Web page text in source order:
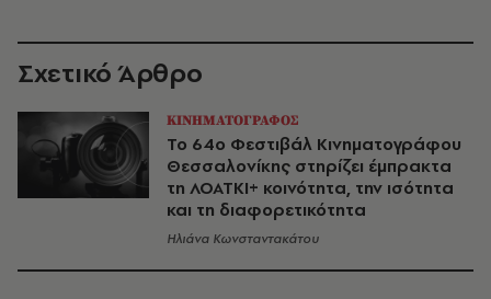
Σχετικό Άρθρο
ΚΙΝΗΜΑΤΟΓΡΑΦΟΣ
Το 64ο Φεστιβάλ Κινηματογράφου
Θεσσαλονίκης στηρίζει έμπρακτα
τη ΛΟΑΤΚΙ+ κοινότητα, την ισότητα
και τη διαφορετικότητα
Ηλιάνα Κωνσταντακάτου